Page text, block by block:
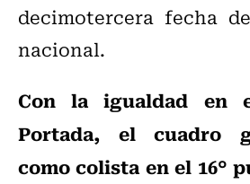
decimotercera fecha
nacional.
Con la igualdad en
Portada, el cuadro
como colista en el 16°